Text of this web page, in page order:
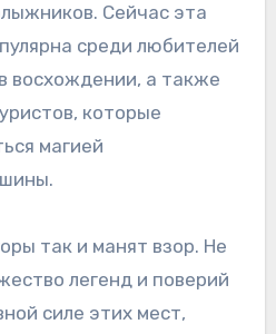
Сейчас эта
среди любителей
восхождении, а также
которые
магией
так и манят взор. Не
легенд и поверий
силе этих мест,